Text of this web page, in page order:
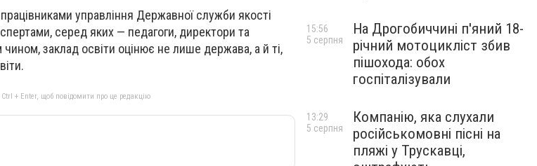
управління Державної служби якості
серед яких — педагоги, директори та
заклад освіти оцінює не лише держава, а й ті,
+ Enter, щоб повідомити про це редакцію
На Дрогобиччині п'яний 18-
річний мотоцикліст збив
пішохода: обох
госпіталізували
15:56
5 серпня
Компанію, яка слухали
російськомовні пісні на
пляжі у Трускавці,
13:29
5 серпня